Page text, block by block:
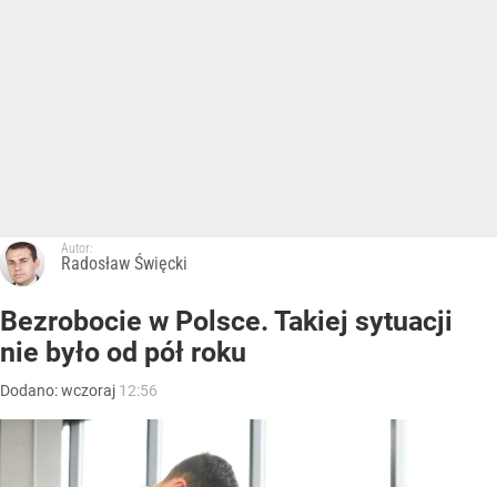
Autor:
Radosław Święcki
Bezrobocie w Polsce. Takiej sytuacji
nie było od pół roku
Dodano:wczoraj 12:56